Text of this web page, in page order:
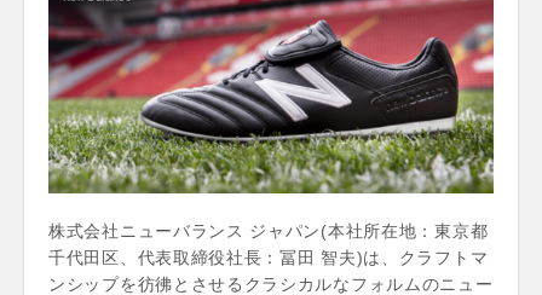
株式会社ニューバランス ジャパン(本社所在地：東京都
千代田区、代表取締役社長：冨田 智夫)は、クラフトマ
ンシップを彷彿とさせるクラシカルなフォルムのニュー